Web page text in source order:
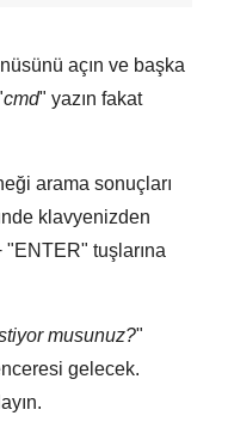
açın ve başka
cmd" yazın fakat
arama sonuçları
klavyenizden
"ENTER" tuşlarına
musunuz?"
gelecek.